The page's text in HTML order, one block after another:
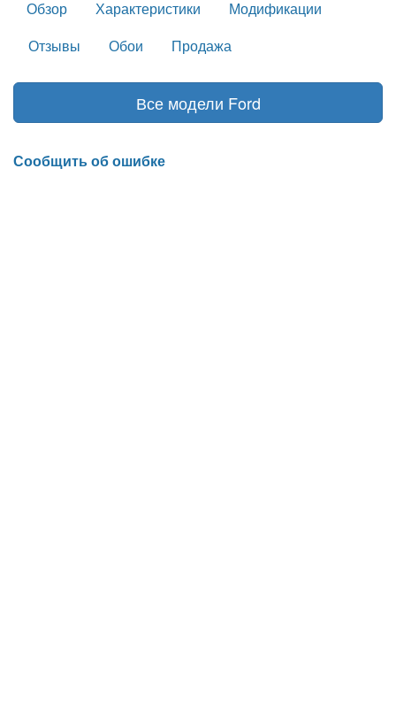
Обзор Характеристики
Модификации
Отзывы
Обои Продажа
Все модели Ford
Сообщить об ошибке